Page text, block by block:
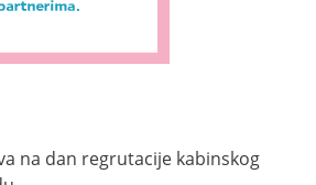
na dan regrutacije kabinskog